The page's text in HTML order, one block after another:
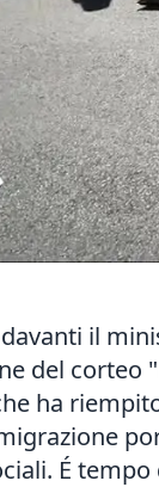
il
del corteo
ha
É